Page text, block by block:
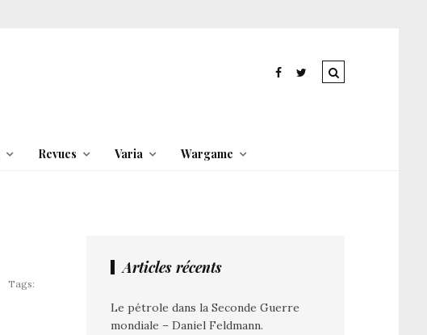
Revues Varia Wargame
Tags:
Articles récents
Le pétrole dans la Seconde Guerre
mondiale – Daniel Feldmann.